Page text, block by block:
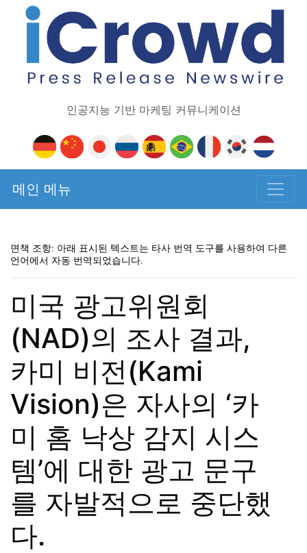
인공지능 기반 마케팅 커뮤니케이션
메인 메뉴
면책 조항: 아래 표시된 텍스트는 타사 번역 도구를 사용하여 다른
언어에서 자동 번역되었습니다.
미국 광고위원회
(NAD)의 조사 결과,
카미 비전(Kami
Vision)은 자사의 ‘카
미 홈 낙상 감지 시스
템’에 대한 광고 문구
를 자발적으로 중단했
다.